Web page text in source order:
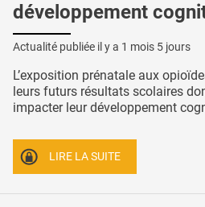
développement
Actualité publiée il y a 1 mois 5 jours
L’exposition prénatale aux
leurs futurs résultats scolaires
impacter leur développement
LIRE LA SUITE